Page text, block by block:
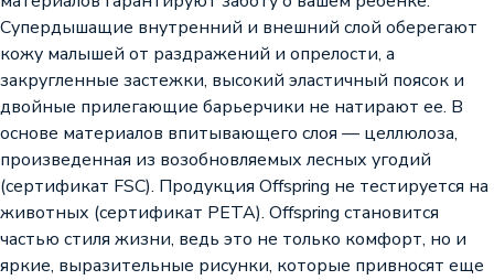
Супердышащие внутренний и внешний слой оберегают
кожу малышей от раздражений и опрелости, а
закругленные застежки, высокий эластичный поясок и
двойные прилегающие барьерчики не натирают ее. В
основе материалов впитывающего слоя — целлюлоза,
произведенная из возобновляемых лесных угодий
(сертификат FSC). Продукция Offspring не тестируется на
животных (сертификат PETA). Offspring становится
частью стиля жизни, ведь это не только комфорт, но и
яркие, выразительные рисунки, которые привносят еще